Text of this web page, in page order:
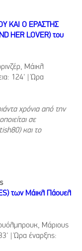
ΚΑΙ Ο ΕΡΑΣΤΗΣ
HER LOVER) του
Μάικλ
124' | Ώρα
χρόνια από την
σε
και το
των Μάικλ Πάουελ
Μάριους
| Ώρα έναρξης: